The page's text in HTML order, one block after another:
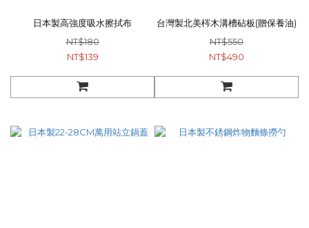
日本製高強度吸水擦拭布
NT$180
NT$139
台灣製北美梣木溝槽砧板(贈保養油)
NT$550
NT$490